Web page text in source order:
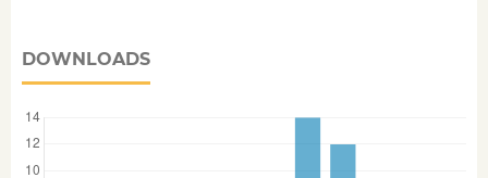
DOWNLOADS